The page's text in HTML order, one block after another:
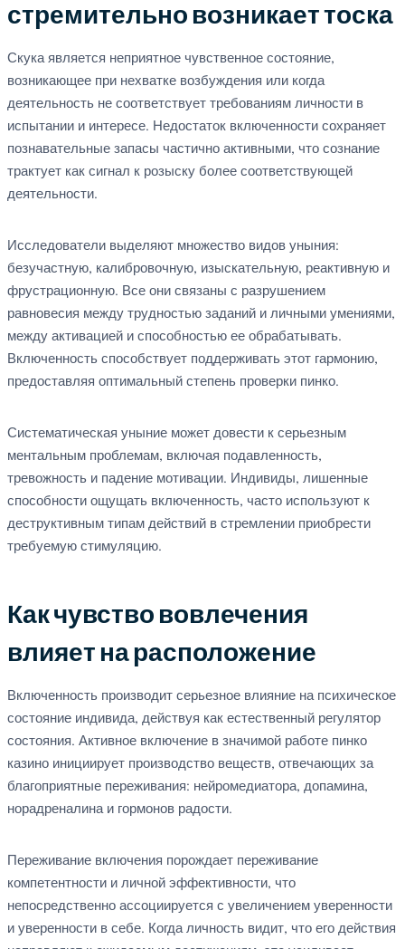
стремительно возникает тоска
Скука является неприятное чувственное состояние,
возникающее при нехватке возбуждения или когда
деятельность не соответствует требованиям личности в
испытании и интересе. Недостаток включенности сохраняет
познавательные запасы частично активными, что сознание
трактует как сигнал к розыску более соответствующей
деятельности.
Исследователи выделяют множество видов уныния:
безучастную, калибровочную, изыскательную, реактивную и
фрустрационную. Все они связаны с разрушением
равновесия между трудностью заданий и личными умениями,
между активацией и способностью ее обрабатывать.
Включенность способствует поддерживать этот гармонию,
предоставляя оптимальный степень проверки пинко.
Систематическая уныние может довести к серьезным
ментальным проблемам, включая подавленность,
тревожность и падение мотивации. Индивиды, лишенные
способности ощущать включенность, часто используют к
деструктивным типам действий в стремлении приобрести
требуемую стимуляцию.
Как чувство вовлечения
влияет на расположение
Включенность производит серьезное влияние на психическое
состояние индивида, действуя как естественный регулятор
состояния. Активное включение в значимой работе пинко
казино инициирует производство веществ, отвечающих за
благоприятные переживания: нейромедиатора, допамина,
норадреналина и гормонов радости.
Переживание включения порождает переживание
компетентности и личной эффективности, что
непосредственно ассоциируется с увеличением уверенности
и уверенности в себе. Когда личность видит, что его действия